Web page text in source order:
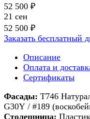
52 500 ₽
21 сен
52 500 ₽
Заказать бесплатный
Описание
Оплата и
Сертификаты
Фасады: Т746
G30Y / #189
Столешница: